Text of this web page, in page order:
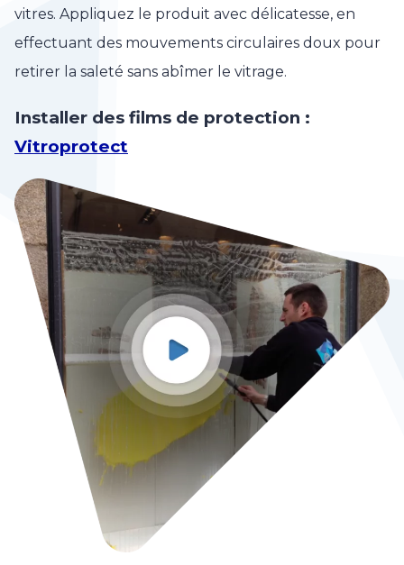
vitres. Appliquez le produit avec délicatesse, en
effectuant des mouvements circulaires doux pour
retirer la saleté sans abîmer le vitrage.
Installer des films de protection :
Vitroprotect